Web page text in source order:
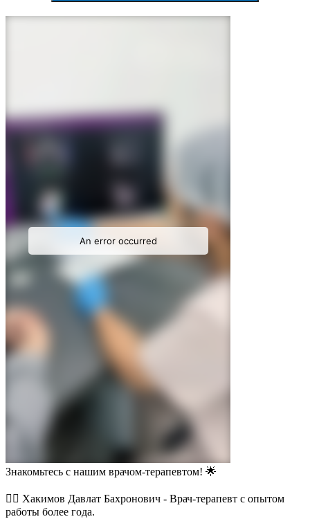
Знакомьтесь с нашим врачом-терапевтом! 🌟
👨‍⚕️ Хакимов Давлат Бахронович - Врач-терапевт с опытом
работы более года.